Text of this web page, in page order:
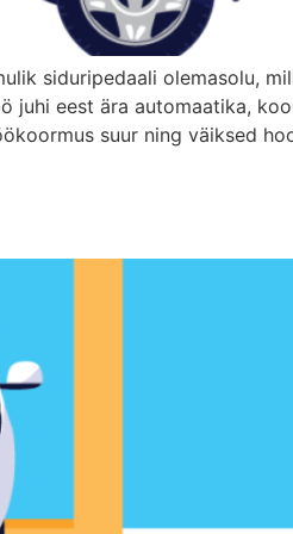
siduripedaali olemasolu,
juhi eest ära automaatika,
suur ning väiksed